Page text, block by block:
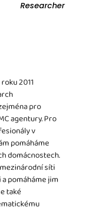
Researcher
2011
pro
agentury. Pro
v
pomáháme
domácnostech.
síti
pomáháme jim
také